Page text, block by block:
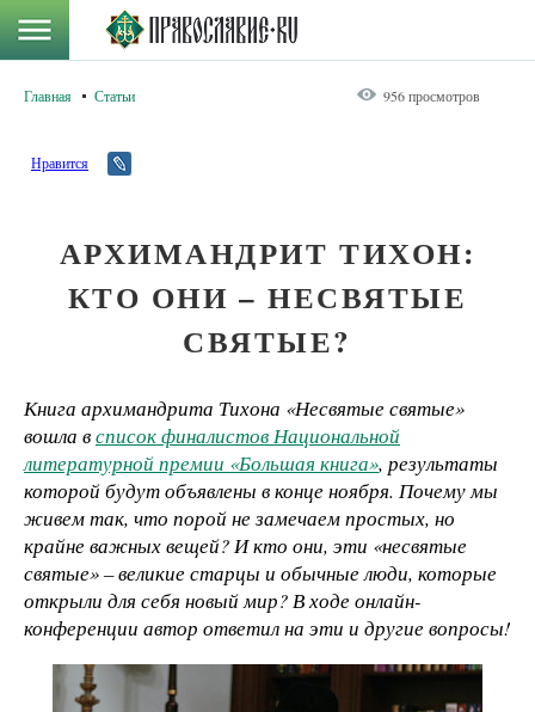
Главная Статьи 956 просмотров
Нравится
АРХИМАНДРИТ ТИХОН:
КТО ОНИ – НЕСВЯТЫЕ
СВЯТЫЕ?
Книга архимандрита Тихона «Несвятые святые»
вошла всписок финалистов Национальной
литературной премии «Большая книга», результаты
которой будут объявлены в конце ноября. Почему мы
живем так, что порой не замечаем простых, но
крайне важных вещей? И кто они, эти «несвятые
святые» – великие старцы и обычные люди, которые
открыли для себя новый мир? В ходе онлайн-
конференции автор ответил на эти и другие вопросы!